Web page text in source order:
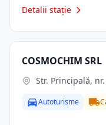
Detalii stație
COSMOCHIM SRL
Str. Principală,
Autoturisme